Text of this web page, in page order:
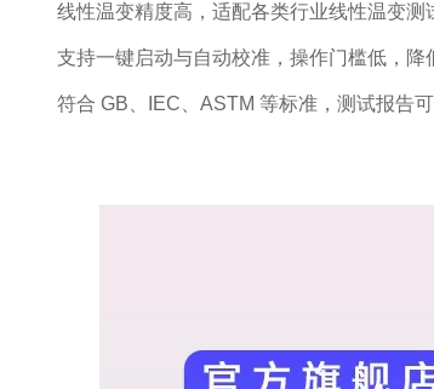
线性温变精度高，适配各类行业线性温变测
支持一键启动与自动校准，操作门槛低，降
符合 GB、IEC、ASTM 等标准，测试报告